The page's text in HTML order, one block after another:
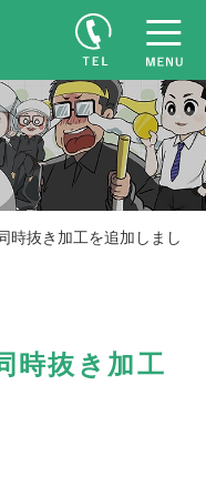
時抜き加工を追加しまし
時抜き加工